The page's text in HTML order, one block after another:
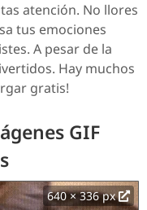
atención. No llores
tus emociones
A pesar de la
Hay muchos
gratis!
GIF
640 × 336 px